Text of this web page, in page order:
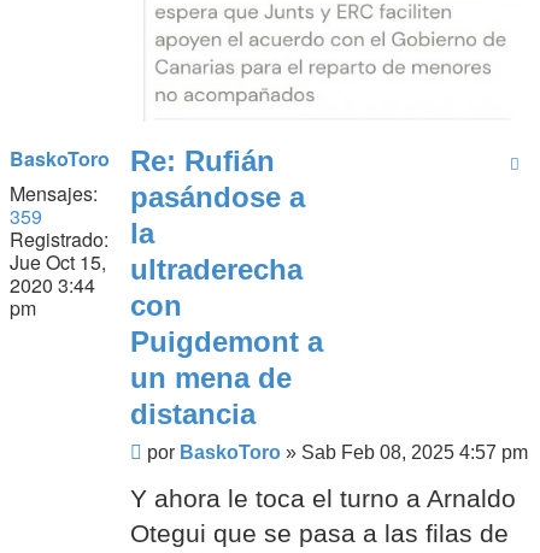
BaskoToro
Mensajes:
359
Registrado:
Jue Oct 15,
2020 3:44
pm
Re: Rufián
pasándose a
la
ultraderecha
con
Puigdemont a
un mena de
distancia
Mensaje
por BaskoToro» Sab Feb 08, 2025 4:57 pm
Y ahora le toca el turno a Arnaldo
Otegui que se pasa a las filas de